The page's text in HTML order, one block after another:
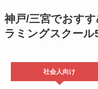
神戸/三宮でおす
ラミングスクール
社会人向け